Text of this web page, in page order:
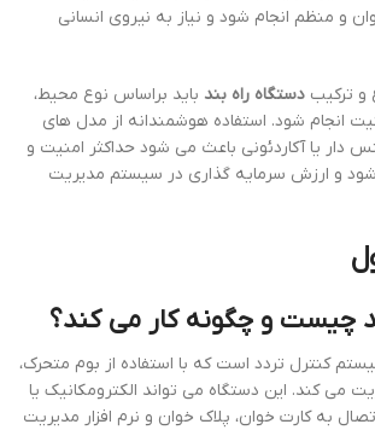
و منظم انجام شود و نیاز به نیروی انسانی
و ترکیب دستگاه راه بند باید براساس نوع محیط،
انجام شود. استفاده هوشمندانه از مدل های
دار یا آکاردئونی باعث می شود حداکثر امنیت و
و ارزش سرمایه گذاری در سیستم مدیریت
چیست و چگونه کار می کند؟
کنترل تردد است که با استفاده از بوم متحرک،
می کند. این دستگاه می تواند الکترومکانیک یا
به کارت خوان، پلاک خوان و نرم افزار مدیریت